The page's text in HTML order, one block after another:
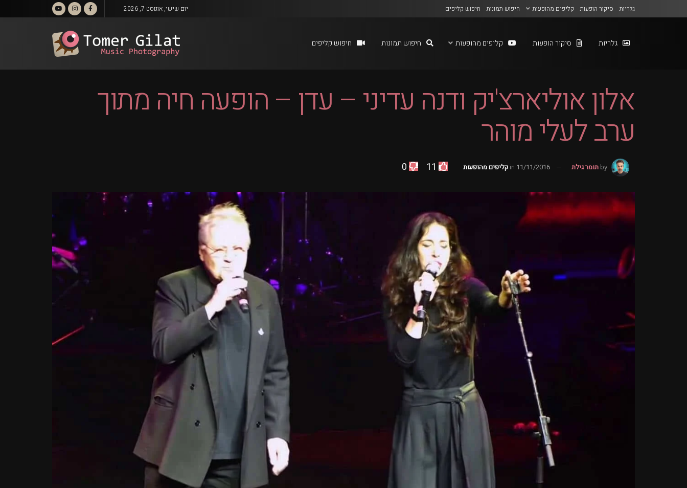
גלריות סיקור הופעות קליפים מהופעות חיפוש תמונות חיפוש קליפים יום שישי, אוגוסט 7, 2026
גלריות סיקור הופעות קליפים מהופעות חיפוש תמונות חיפוש קליפים
אלון אוליארצ'יק ודנה עדיני – עדן – הופעה חיה מתוך
ערב לעלי מוהר
by תומר גילת 11/11/2016
in קליפים מהופעות 11
0